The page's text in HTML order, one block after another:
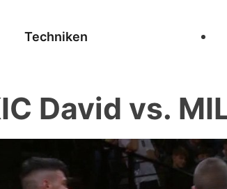
Techniken
David vs.